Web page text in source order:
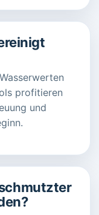
profitieren
und